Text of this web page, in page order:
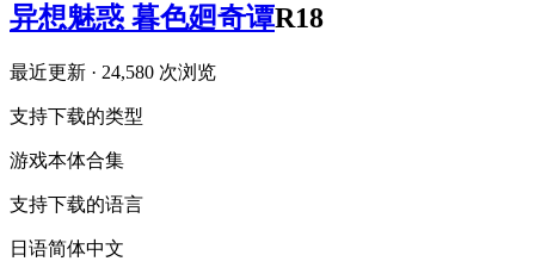
异想魅惑 暮色廻奇谭R18
最近更新 · 24,580 次浏览
支持下载的类型
游戏本体合集
支持下载的语言
日语简体中文